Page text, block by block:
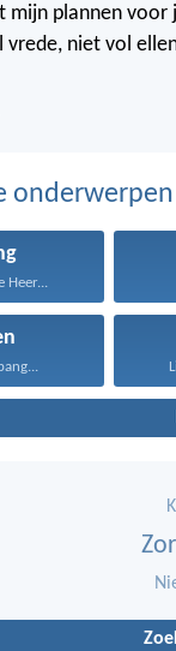
plannen voor
vrede, niet vol
onderwerpen
Heer...